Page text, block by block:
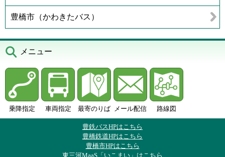
豊橋市（かわきたバス）
メニュー
乗降指定 車両指定 最寄のりば メール配信 路線図
豊鉄バスHPはこちら
豊橋鉄道HPはこちら
豊橋市HPはこちら
東三河MaaS「いこまい」はこちら